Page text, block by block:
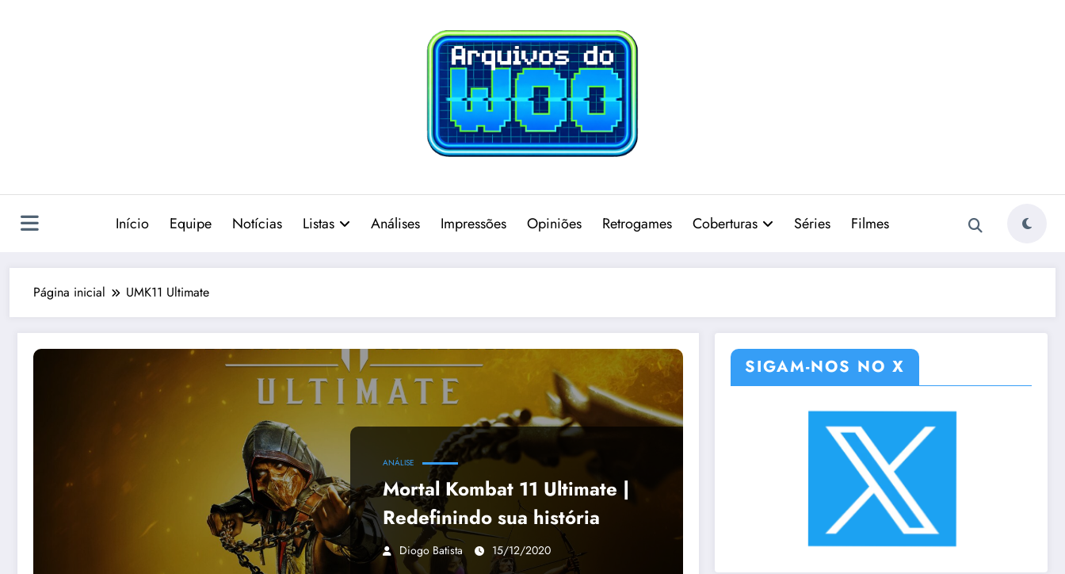
Início Equipe Notícias Listas Análises Impressões Opiniões Retrogames Coberturas Séries Filmes
Página inicial UMK11 Ultimate
ANÁLISE
Mortal Kombat 11 Ultimate |
Redefinindo sua história
Diogo Batista 15/12/2020
SIGAM-NOS NO X